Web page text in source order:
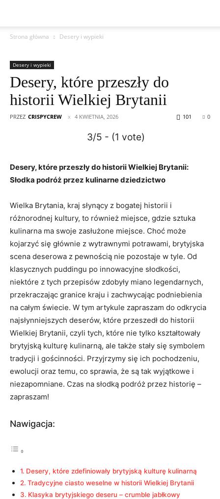
Strona główna Desery i wypieki
Desery i wypieki
Desery, które przeszły do
historii Wielkiej Brytanii
PRZEZ CRISPYCREW 4 KWIETNIA, 2026 0
101
3/5 - (1 vote)
Desery, które przeszły do historii Wielkiej Brytanii:
Słodka podróż przez kulinarne dziedzictwo
Wielka Brytania, kraj słynący z bogatej historii i
różnorodnej kultury, to również miejsce, gdzie sztuka
kulinarna ma swoje zasłużone miejsce. Choć może
kojarzyć się głównie z wytrawnymi potrawami, brytyjska
scena deserowa z pewnością nie pozostaje w tyle. Od
klasycznych puddingu po innowacyjne słodkości,
niektóre z tych przepisów zdobyły miano legendarnych,
przekraczając granice kraju i zachwycając podniebienia
na całym świecie. W tym artykule zapraszam do odkrycia
najsłynniejszych deserów, które przeszedł do historii
Wielkiej Brytanii, czyli tych, które nie tylko kształtowały
brytyjską kulturę kulinarną, ale także stały się symbolem
tradycji i gościnności. Przyjrzymy się ich pochodzeniu,
ewolucji oraz temu, co sprawia, że są tak wyjątkowe i
niezapomniane. Czas na słodką podróż przez historię –
zapraszam!
Nawigacja:
Desery, które zdefiniowały brytyjską kulturę kulinarną
Tradycyjne ciasto weselne w historii Wielkiej Brytanii
Klasyka brytyjskiego deseru – crumble jabłkowy